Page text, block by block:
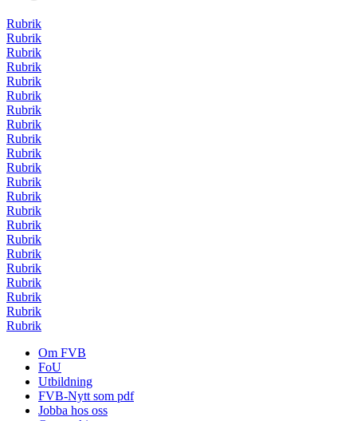
Rubrik
Rubrik
Rubrik
Rubrik
Rubrik
Rubrik
Rubrik
Rubrik
Rubrik
Rubrik
Rubrik
Rubrik
Rubrik
Rubrik
Rubrik
Rubrik
Rubrik
Rubrik
Rubrik
Rubrik
Rubrik
Rubrik
Om FVB
FoU
Utbildning
FVB-Nytt som pdf
Jobba hos oss